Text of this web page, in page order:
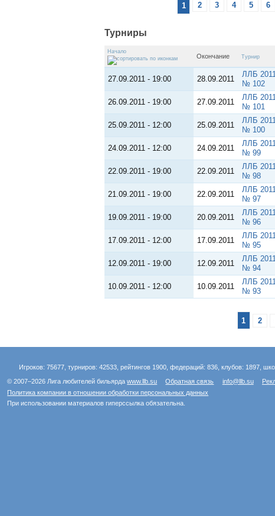
1 2 3 4 5 6
Турниры
Начало
Окончание Турнир
27.09.2011 - 19:00 28.09.2011
ЛЛБ
№ 102
26.09.2011 - 19:00 27.09.2011
ЛЛБ
№ 101
25.09.2011 - 12:00 25.09.2011
ЛЛБ
№ 100
24.09.2011 - 12:00 24.09.2011
ЛЛБ
№ 99
22.09.2011 - 19:00 22.09.2011
ЛЛБ
№ 98
21.09.2011 - 19:00 22.09.2011
ЛЛБ
№ 97
19.09.2011 - 19:00 20.09.2011
ЛЛБ
№ 96
17.09.2011 - 12:00 17.09.2011
ЛЛБ
№ 95
12.09.2011 - 19:00 12.09.2011
ЛЛБ
№ 94
10.09.2011 - 12:00 10.09.2011
ЛЛБ
№ 93
1 2
Игроков: 75677, турниров: 42533, рейтингов 1900, федераций: 836, клубов: 1897,
© 2007–2026 Лига любителей бильярдаwww.llb.su Обратная связь info@llb.su
Политика компании в отношении обработки персональных данных
При использовании материалов гиперссылка обязательна.